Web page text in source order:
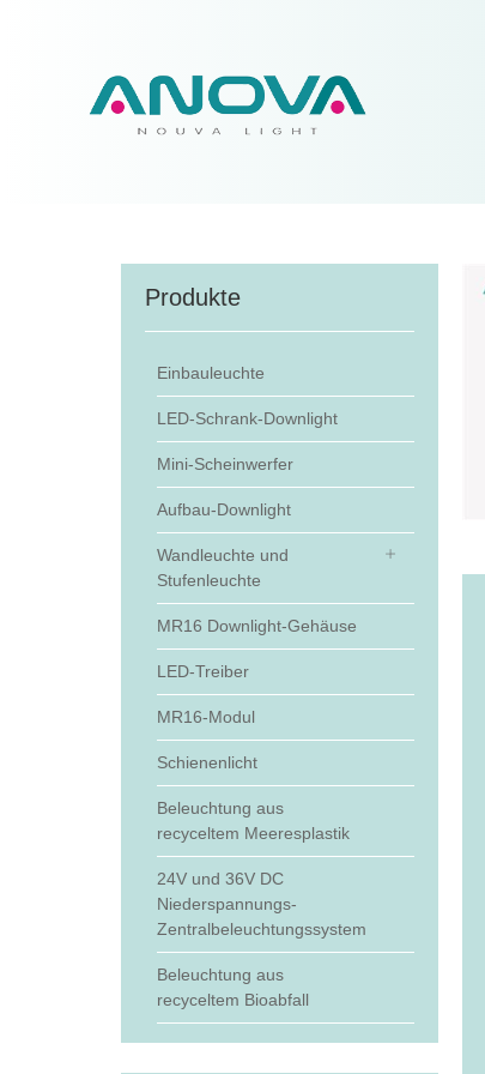
Produkte
Einbauleuchte
LED-Schrank-Downlight
Mini-Scheinwerfer
Aufbau-Downlight
Wandleuchte und
Stufenleuchte
MR16 Downlight-Gehäuse
LED-Treiber
MR16-Modul
Schienenlicht
Beleuchtung aus
recyceltem Meeresplastik
24V und 36V DC
Niederspannungs-
Zentralbeleuchtungssystem
Beleuchtung aus
recyceltem Bioabfall